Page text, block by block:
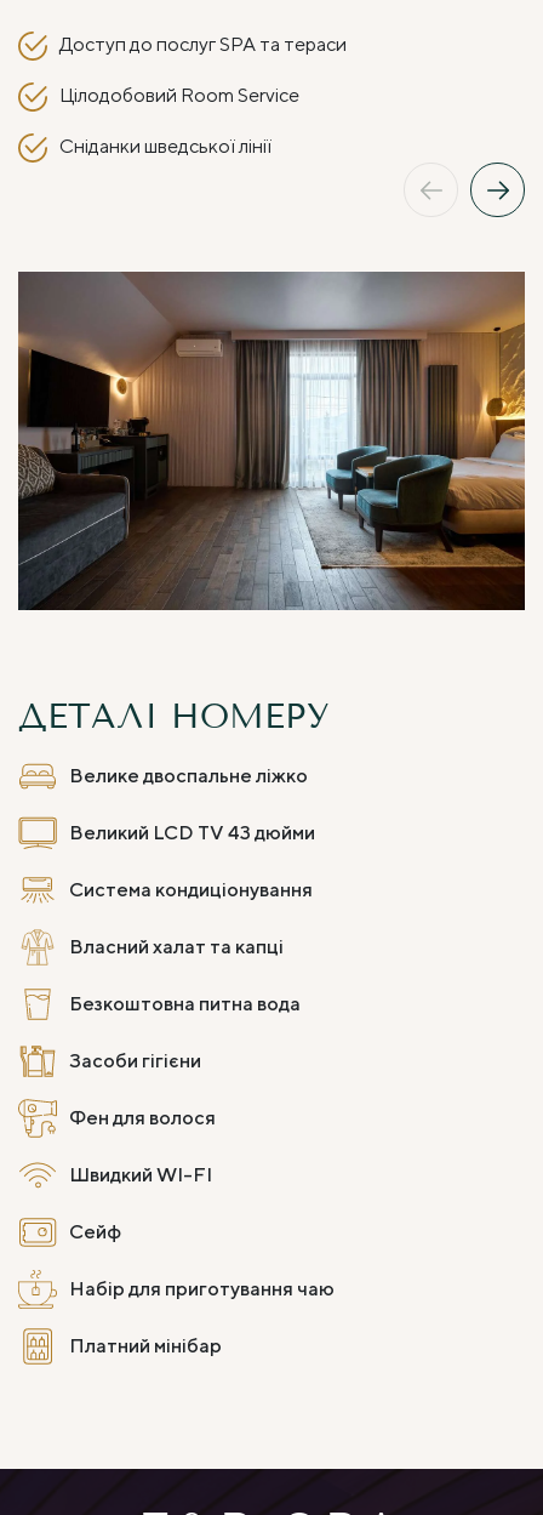
Доступ до послуг SPA та тераси
Цілодобовий Room Service
Сніданки шведської лінії
Велике двоспальне ліжко
Великий LCD TV 43 дюйми
Система кондиціонування
Власний халат та капці
Безкоштовна питна вода
Засоби гігієни
Фен для волося
Швидкий WI-FI
Сейф
Набір для приготування чаю
Платний мінібар
ДЕТАЛІ НОМЕРУ